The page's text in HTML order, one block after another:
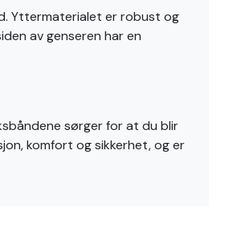
Yttermaterialet er robust og
av genseren har en
sørger for at du blir
komfort og sikkerhet, og er